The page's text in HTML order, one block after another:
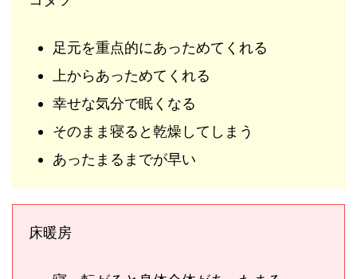
足元を重点的にあっためてくれる
上からあっためてくれる
幸せな気分で眠くなる
そのまま寝ると乾燥してしまう
あったまるまでが早い
床暖房